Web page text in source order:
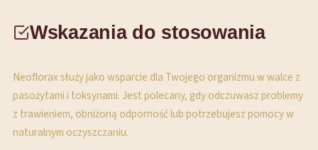
Wskazania do stosowania
Neoflorax służy jako wsparcie dla Twojego organizmu w walce z
pasożytami i toksynami. Jest polecany, gdy odczuwasz problemy
z trawieniem, obniżoną odporność lub potrzebujesz pomocy w
naturalnym oczyszczaniu.